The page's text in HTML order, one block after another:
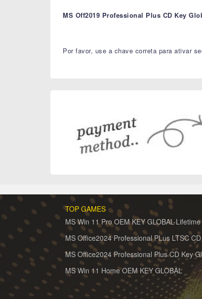
MS Off2019 Professional Plus CD Key
Por favor, use a chave correta para ativar
TOP GAMES
MS Win 11 Pro OEM KEY GLOBAL-Lifetime
MS Office2024 Professional PLus LTSC
MS Office2024 Professional Plus CD Key
MS Win 11 Home OEM KEY GLOBAL